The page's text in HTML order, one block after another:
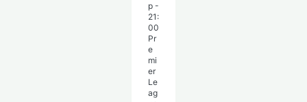
p -
21:
00
Pr
e
mi
er
Le
ag